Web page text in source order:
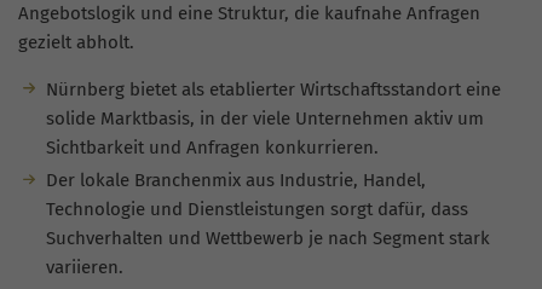
Angebotslogik und eine Struktur, die kaufnahe Anfragen
gezielt abholt.
Nürnberg bietet als etablierter Wirtschaftsstandort eine
solide Marktbasis, in der viele Unternehmen aktiv um
Sichtbarkeit und Anfragen konkurrieren.
Der lokale Branchenmix aus Industrie, Handel,
Technologie und Dienstleistungen sorgt dafür, dass
Suchverhalten und Wettbewerb je nach Segment stark
variieren.